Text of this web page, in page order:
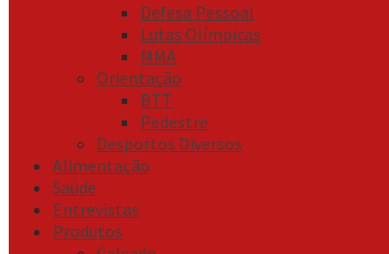
Defesa Pessoal
Lutas Olímpicas
MMA
Orientação
BTT
Pedestre
Desportos Diversos
Alimentação
Saúde
Entrevistas
Produtos